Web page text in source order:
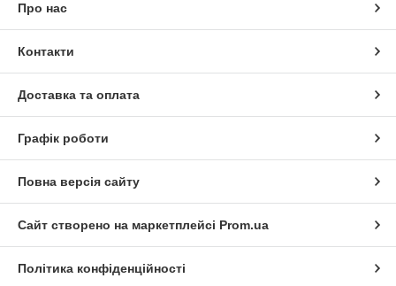
Про нас
Контакти
Доставка та оплата
Графік роботи
Повна версія сайту
Сайт створено на маркетплейсі Prom.ua
Політика конфіденційності